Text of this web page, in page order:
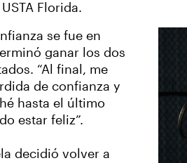
Florida.
se fue en
ganar los dos
“Al final, me
de confianza y
hasta el último
estar feliz”.
decidió volver a